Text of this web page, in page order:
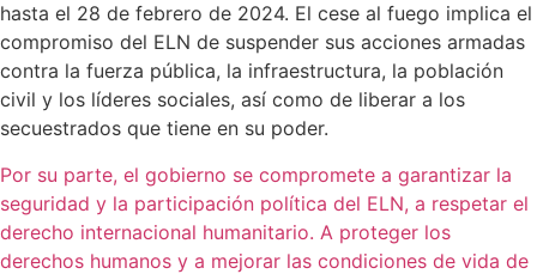
hasta el 28 de febrero de 2024. El cese al fuego implica el
compromiso del ELN de suspender sus acciones armadas
contra la fuerza pública, la infraestructura, la población
civil y los líderes sociales, así como de liberar a los
secuestrados que tiene en su poder.
Por su parte, el gobierno se compromete a garantizar la
seguridad y la participación política del ELN, a respetar el
derecho internacional humanitario. A proteger los
derechos humanos y a mejorar las condiciones de vida de